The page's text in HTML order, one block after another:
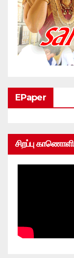
EPaper
சிறப்பு காணொளி